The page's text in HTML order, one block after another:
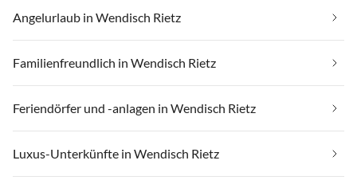
Angelurlaub in Wendisch Rietz
Familienfreundlich in Wendisch Rietz
Feriendörfer und -anlagen in Wendisch Rietz
Luxus-Unterkünfte in Wendisch Rietz